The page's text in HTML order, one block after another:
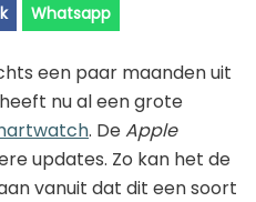
Whatsapp
een paar maanden uit
nu al een grote
. DeApple
updates. Zo kan het de
vanuit dat dit een soort